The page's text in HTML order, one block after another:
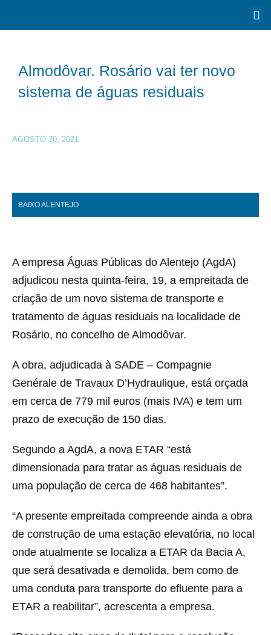
Almodôvar. Rosário vai ter novo
sistema de águas residuais
AGOSTO 20, 2021
BAIXO ALENTEJO
A empresa Águas Públicas do Alentejo (AgdA)
adjudicou nesta quinta-feira, 19, a empreitada de
criação de um novo sistema de transporte e
tratamento de águas residuais na localidade de
Rosário, no concelho de Almodôvar.
A obra, adjudicada à SADE – Compagnie
Genérale de Travaux D’Hydraulique, está orçada
em cerca de 779 mil euros (mais IVA) e tem um
prazo de execução de 150 dias.
Segundo a AgdA, a nova ETAR “está
dimensionada para tratar as águas residuais de
uma população de cerca de 468 habitantes”.
“A presente empreitada compreende ainda a obra
de construção de uma estação elevatória, no local
onde atualmente se localiza a ETAR da Bacia A,
que será desativada e demolida, bem como de
uma conduta para transporte do efluente para a
ETAR a reabilitar”, acrescenta a empresa.